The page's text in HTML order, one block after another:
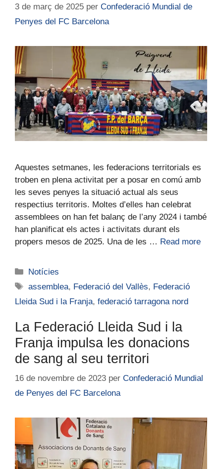
3 de març de 2025 per Confederació Mundial de
Penyes del FC Barcelona
Aquestes setmanes, les federacions territorials es
troben en plena activitat per a posar en comú amb
les seves penyes la situació actual als seus
respectius territoris. Moltes d’elles han celebrat
assemblees on han fet balanç de l’any 2024 i també
han planificat els actes i activitats durant els
propers mesos de 2025. Una de les … Read more
Notícies
assemblea, Federació del Vallès, Federació
Lleida Sud i la Franja, federació tarragona nord
La Federació Lleida Sud i la
Franja impulsa les donacions
de sang al seu territori
16 de novembre de 2023 per Confederació Mundial
de Penyes del FC Barcelona